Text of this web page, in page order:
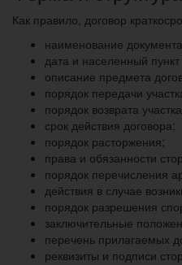
Как правило, договор
наименование
дата и населенный
описание предмета
порядок передачи
порядок возврата
срок действия договора;
порядок расторжения;
права и обязанности
порядок перечисления
действия в случае
порядок разрешения
заключительные
перечень прилагаемых
реквизиты и подписи